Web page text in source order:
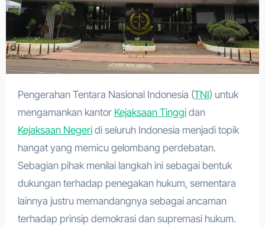
Pengerahan Tentara Nasional Indonesia (TNI) untuk
mengamankan kantor Kejaksaan Tinggidan
Kejaksaan Negeridi seluruh Indonesia menjadi topik
hangat yang memicu gelombang perdebatan.
Sebagian pihak menilai langkah ini sebagai bentuk
dukungan terhadap penegakan hukum, sementara
lainnya justru memandangnya sebagai ancaman
terhadap prinsip demokrasi dan supremasi hukum.